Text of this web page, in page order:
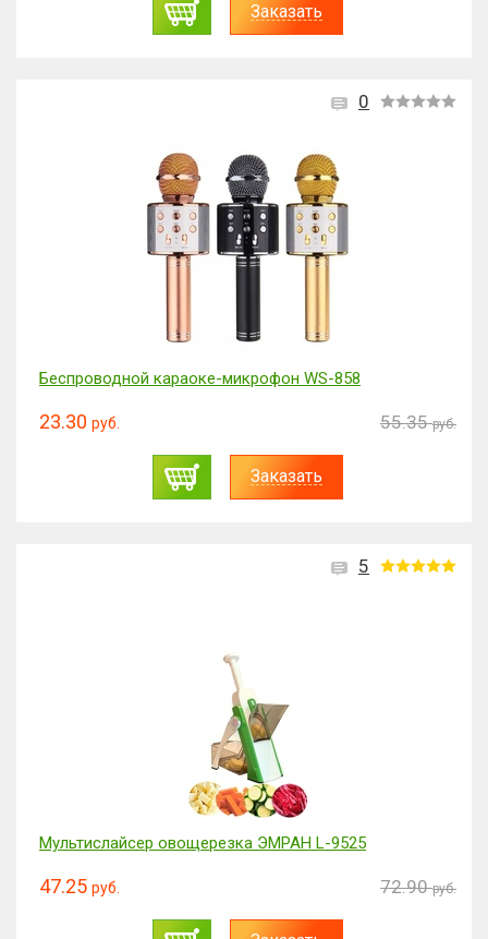
Заказать
0
Беспроводной караоке-микрофон WS-858
23.30 руб. 55.35 руб.
Заказать
5
Мультислайсер овощерезка ЭМРАН L-9525
47.25 руб. 72.90 руб.